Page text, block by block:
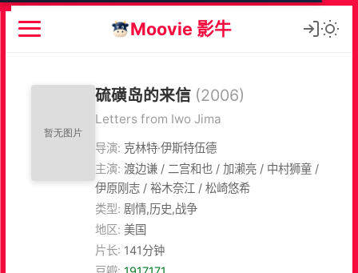
Moovie 影牛
硫磺岛的来信 (2006)
Letters from Iwo Jima
导演: 克林特·伊斯特伍德
主演: 渡边谦 / 二宫和也 / 加濑亮 / 中村狮童 /
伊原刚志 / 裕木奈江 / 松崎悠希
类型: 剧情,历史,战争
地区: 美国
片长: 141分钟